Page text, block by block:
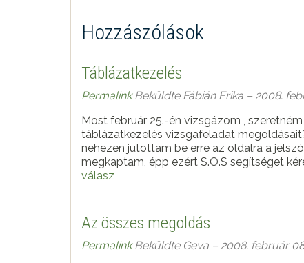
Hozzászólások
Táblázatkezelés
Permalink Beküldte Fábián Erika – 2008.
Most február 25.-én vizsgázom ,
táblázatkezelés vizsgafeladat
nehezen jutottam be erre az oldalra a
megkaptam, épp ezért S.O.S segítséget
válasz
Az összes megoldás
Permalink Beküldte Geva – 2008. február